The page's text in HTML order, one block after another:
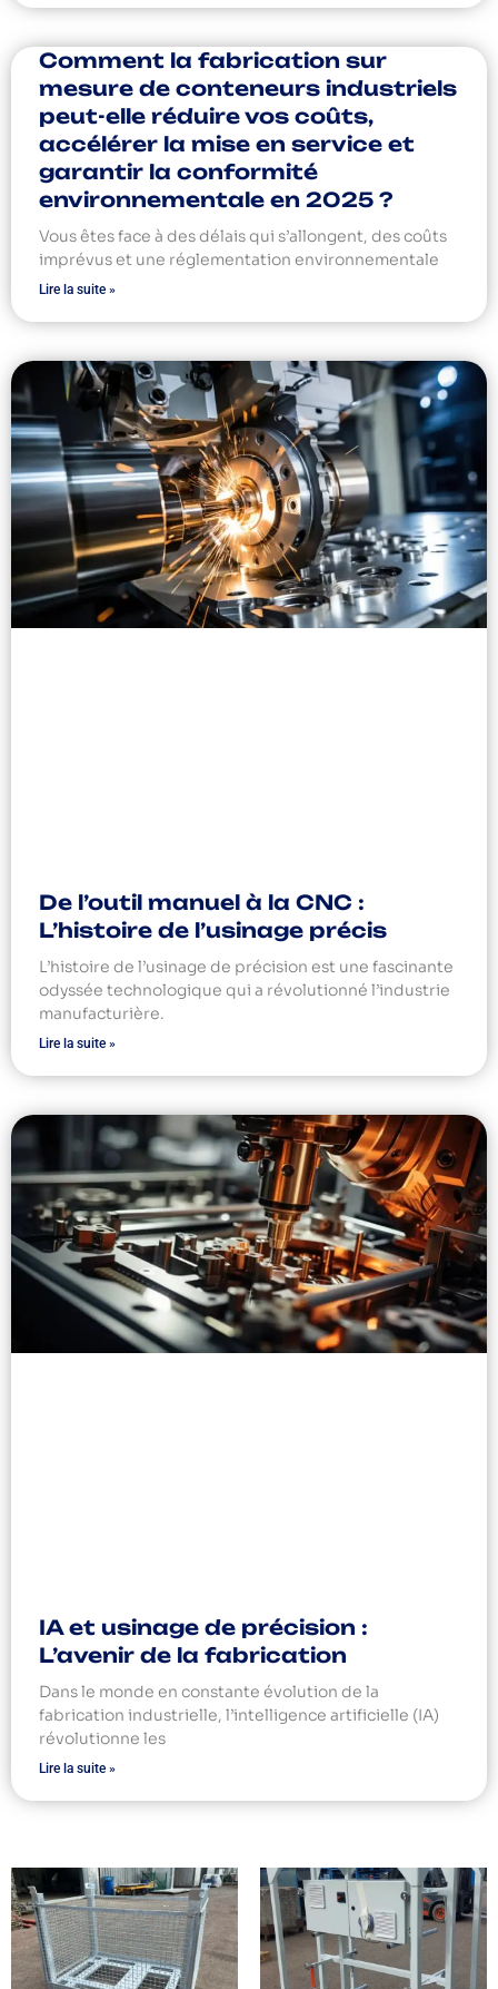
Comment la fabrication sur
mesure de conteneurs industriels
peut-elle réduire vos coûts,
accélérer la mise en service et
garantir la conformité
environnementale en 2025 ?
Vous êtes face à des délais qui s’allongent, des coûts
imprévus et une réglementation environnementale
Lire la suite »
De l’outil manuel à la CNC :
L’histoire de l’usinage précis
L’histoire de l’usinage de précision est une fascinante
odyssée technologique qui a révolutionné l’industrie
manufacturière.
Lire la suite »
IA et usinage de précision :
L’avenir de la fabrication
Dans le monde en constante évolution de la
fabrication industrielle, l’intelligence artificielle (IA)
révolutionne les
Lire la suite »